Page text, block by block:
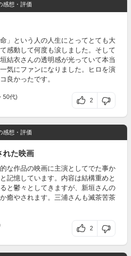
感想・評価
」という人の人生にとってとても大
感動して何度も涙しました。そして
結衣さんの透明感が光っていて本当
気にファンになりました。ヒロを演
良かったです。
50代)
2
感想・評価
れた映画
な作品の映画に主演としてでた事か
記憶しています。内容は結構重めと
と鬱々としてきますが、新垣さんの
癒やされます。三浦さんも滅茶苦茶
2